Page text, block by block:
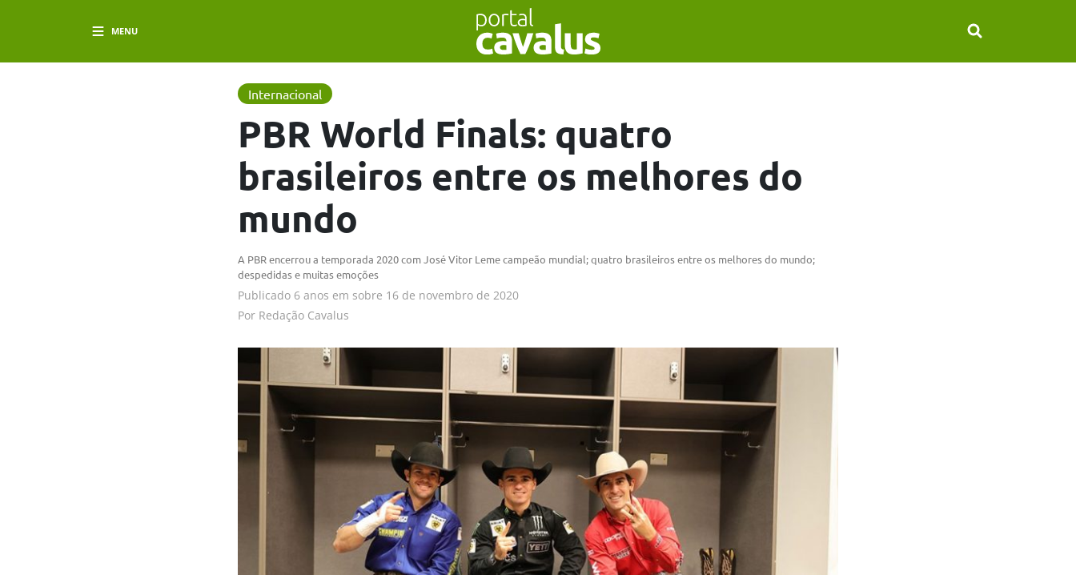
MENU
Internacional
PBR World Finals: quatro
brasileiros entre os melhores do
mundo
A PBR encerrou a temporada 2020 com José Vitor Leme campeão mundial; quatro brasileiros entre os melhores do mundo;
despedidas e muitas emoções
Publicado 6 anos em sobre 16 de novembro de 2020
Por Redação Cavalus